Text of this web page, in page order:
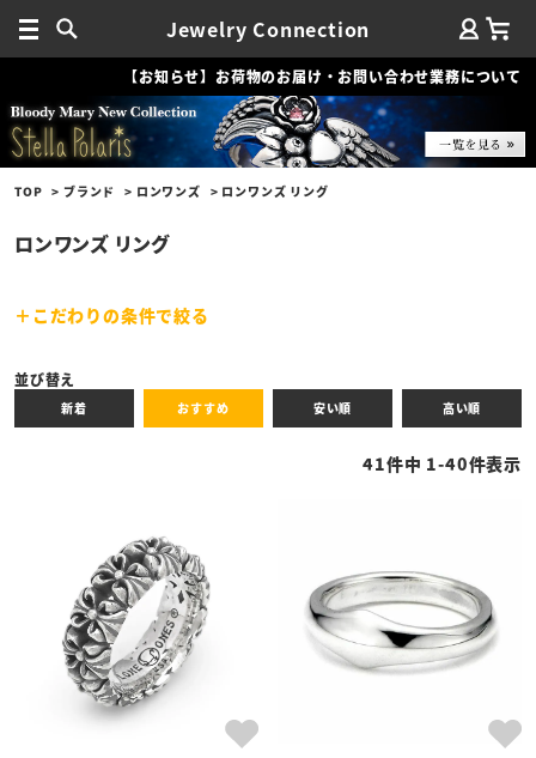
Jewelry Connection
【お知らせ】お荷物のお届け・お問い合わせ業務について
TOP ブランド ロンワンズ ロンワンズ リング
ロンワンズ リング
こだわりの条件で絞る
全ての商品
カテゴリ
並び替え
新着 おすすめ 安い順 高い順
41件中 1-40件表示